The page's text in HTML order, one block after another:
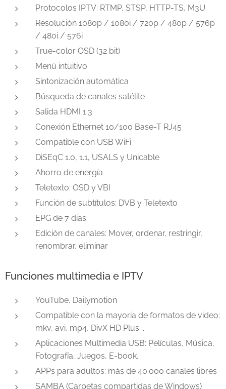
Protocolos IPTV: RTMP, STSP, HTTP-TS, M3U
Resolución 1080p / 1080i / 720p / 480p / 576p
/ 480i / 576i
True-color OSD (32 bit)
Menú intuitivo
Sintonización automática
Búsqueda de canales satélite
Salida HDMI 1.3
Conexión Ethernet 10/100 Base-T RJ45
Compatible con USB WiFi
DiSEqC 1.0, 1.1, USALS y Unicable
Ahorro de energía
Teletexto: OSD y VBI
Función de subtítulos: DVB y Teletexto
EPG de 7 dias
Edición de canales: Mover, ordenar, restringir,
renombrar, eliminar
Funciones multimedia e IPTV
YouTube, Dailymotion
Compatible con la mayoria de formatos de video:
mkv, avi, mp4, DivX HD Plus ...
Aplicaciones Multimedia USB: Películas, Música,
Fotografía, Juegos, E-book.
APPs para adultos: más de 40.000 canales libres
SAMBA (Carpetas compartidas de Windows)